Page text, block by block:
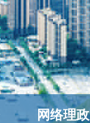
网络理政